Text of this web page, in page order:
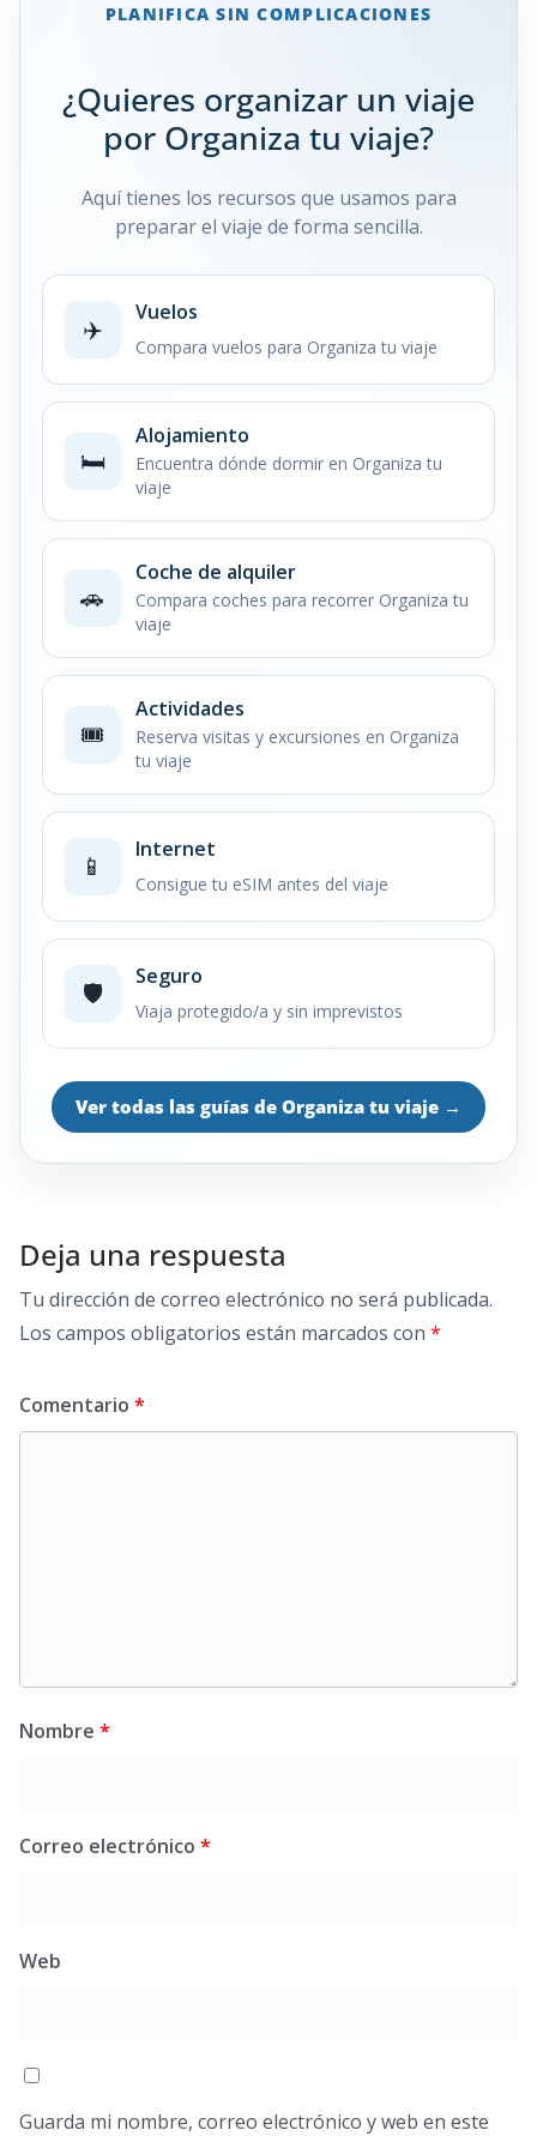
PLANIFICA SIN COMPLICACIONES
¿Quieres organizar un viaje
por Organiza tu viaje?
Aquí tienes los recursos que usamos para
preparar el viaje de forma sencilla.
✈️
Vuelos
Compara vuelos para Organiza tu viaje
🛏️
Alojamiento
Encuentra dónde dormir en Organiza tu
viaje
🚗
Coche de alquiler
Compara coches para recorrer Organiza tu
viaje
🎟️
Actividades
Reserva visitas y excursiones en Organiza
tu viaje
📱
Internet
Consigue tu eSIM antes del viaje
🛡️
Seguro
Viaja protegido/a y sin imprevistos
Ver todas las guías de Organiza tu viaje →
Deja una respuesta
Tu dirección de correo electrónico no será publicada.
Los campos obligatorios están marcados con *
Comentario *
Nombre *
Correo electrónico *
Web
Guarda mi nombre, correo electrónico y web en este